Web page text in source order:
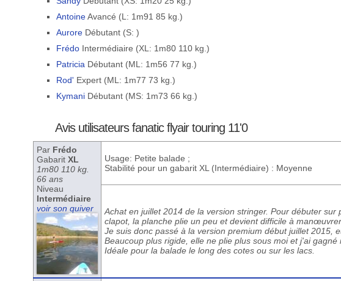
AntoineAvancé (L: 1m91 85 kg.)
AuroreDébutant (S: )
FrédoIntermédiaire (XL: 1m80 110 kg.)
Patricia Débutant (ML: 1m56 77 kg.)
Rod' Expert (ML: 1m77 73 kg.)
KymaniDébutant (MS: 1m73 66 kg.)
Avis utilisateurs fanatic flyair touring 11'0
Par Frédo
Gabarit XL
1m80 110 kg.
66 ans
Niveau
Intermédiaire
voir son quiver
Usage: Petite balade ;
Stabilité pour un gabarit XL (Intermédiaire) : Moyenne
Achat en juillet 2014 de la version stringer. Pour débuter
clapot, la planche plie un peu et devient difficile à manœuvrer.
Je suis donc passé à la version premium début juillet 2015,
Beaucoup plus rigide, elle ne plie plus sous moi et j'ai
Idéale pour la balade le long des cotes ou sur les lacs.